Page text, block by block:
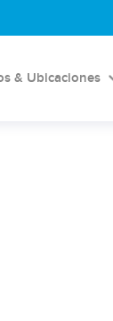
& Ubicaciones